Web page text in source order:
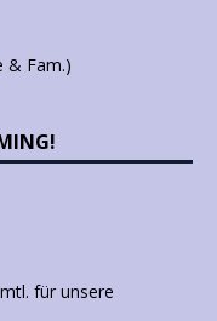
& Fam.)
für unsere